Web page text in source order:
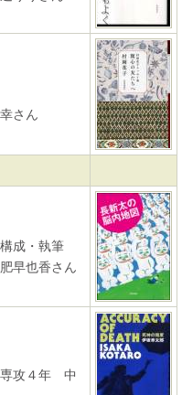
さん
成・執筆
也香さん
攻４年 中